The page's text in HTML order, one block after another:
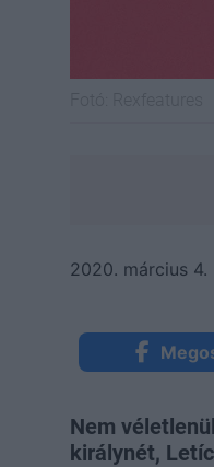
2020. március 4.
Nem
királynét,